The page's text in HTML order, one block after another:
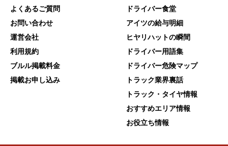
よくあるご質問
お問い合わせ
運営会社
利用規約
ブルル掲載料金
掲載お申し込み
ドライバー食堂
アイツの給与明細
ヒヤリハットの瞬間
ドライバー用語集
ドライバー危険マップ
トラック業界裏話
トラック・タイヤ情報
おすすめエリア情報
お役立ち情報